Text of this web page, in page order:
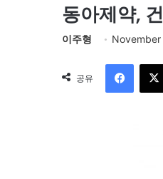
동아제약,
이주형 November
공유